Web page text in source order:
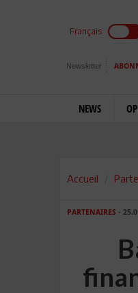
Français
Newsletter
NEWS
Accueil
PARTENAIRES -